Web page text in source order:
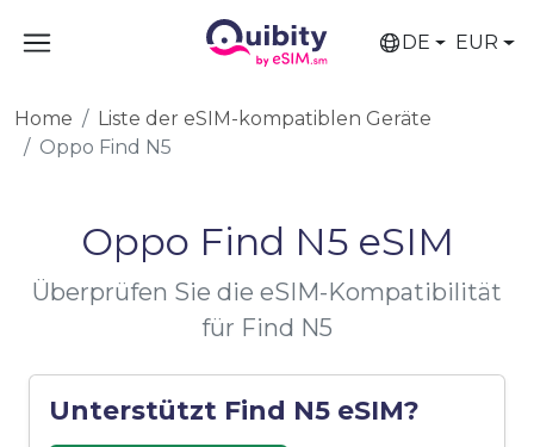
DE EUR
Home
Liste der eSIM-kompatiblen Geräte
Oppo Find N5
Oppo Find N5 eSIM
Überprüfen Sie die eSIM-Kompatibilität
für Find N5
Unterstützt Find N5 eSIM?